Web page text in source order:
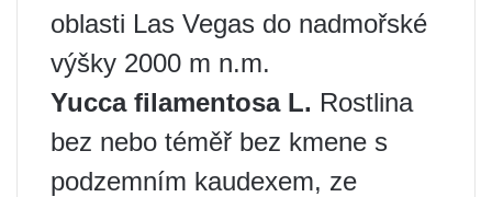
oblasti Las Vegas do nadmořské
výšky 2000 m n.m.
Yucca filamentosa L. Rostlina
bez nebo téměř bez kmene s
podzemním kaudexem, ze